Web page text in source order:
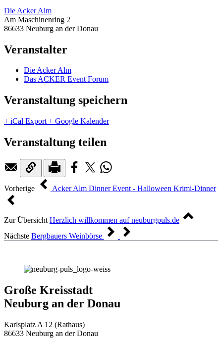
Die Acker Alm
Am Maschinenring 2
86633 Neuburg an der Donau
Veranstalter
Die Acker Alm
Das ACKER Event Forum
Veranstaltung speichern
+ iCal Export + Google Kalender
Veranstaltung teilen
Vorherige Acker Alm Dinner Event - Halloween Krimi-Dinner
Zur Übersicht Herzlich willkommen auf neuburgpuls.de
Nächste Bergbauers Weinbörse
Große Kreisstadt
Neuburg an der Donau
Karlsplatz A 12 (Rathaus)
86633 Neuburg an der Donau